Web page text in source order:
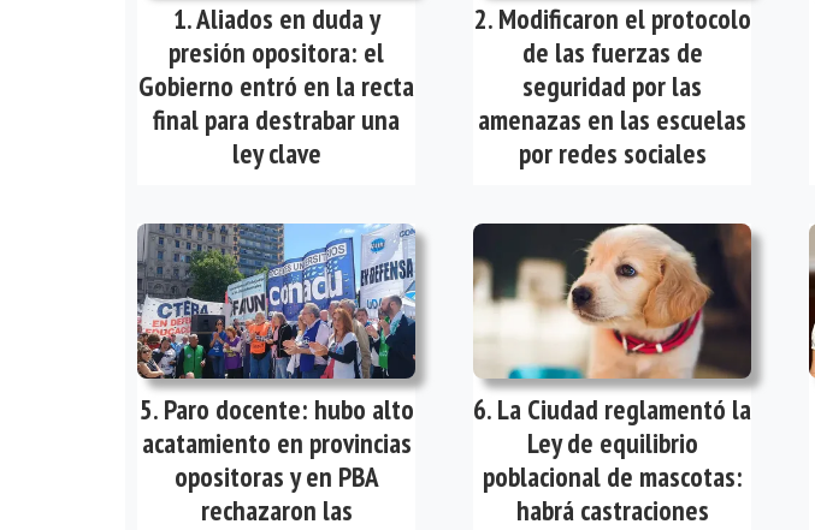
Aliados en duda y
presión opositora: el
Gobierno entró en la recta
final para destrabar una
ley clave
Modificaron el protocolo
de las fuerzas de
seguridad por las
amenazas en las escuelas
por redes sociales
Paro docente: hubo alto
acatamiento en provincias
opositoras y en PBA
rechazaron las
La Ciudad reglamentó la
Ley de equilibrio
poblacional de mascotas:
habrá castraciones